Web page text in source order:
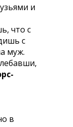
и
что с
с
муж.
в